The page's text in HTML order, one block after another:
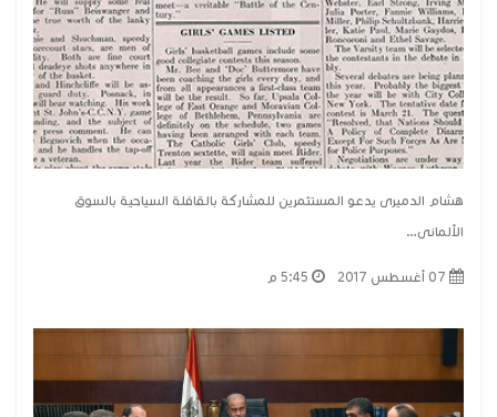
هشام الدميرى يدعو المستثمرين للمشاركة بالقافلة السياحية بالسوق
الألمانى…